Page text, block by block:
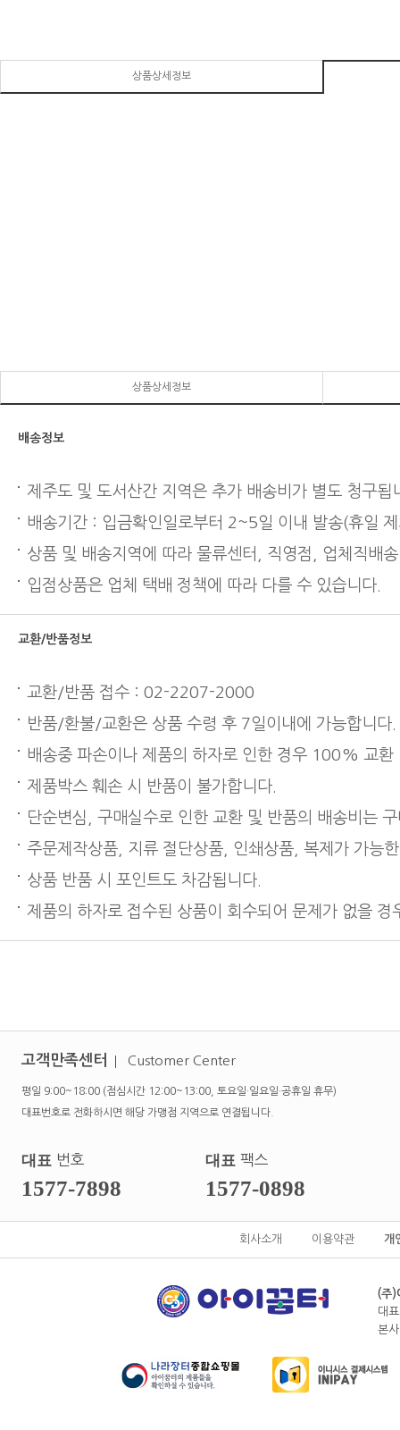
상품상세정보
상품상세정보
배송정보
제주도 및 도서산간 지역은 추가 배송비가 별도 청구됩
배송기간 : 입금확인일로부터 2~5일 이내 발송(휴일
상품 및 배송지역에 따라 물류센터, 직영점, 업체직배
입점상품은 업체 택배 정책에 따라 다를 수 있습니다.
교환/반품정보
교환/반품 접수 : 02-2207-2000
반품/환불/교환은 상품 수령 후 7일이내에 가능합니다.
배송중 파손이나 제품의 하자로 인한 경우 100% 교환
제품박스 훼손 시 반품이 불가합니다.
단순변심, 구매실수로 인한 교환 및 반품의 배송비는
주문제작상품, 지류 절단상품, 인쇄상품, 복제가 가능
상품 반품 시 포인트도 차감됩니다.
제품의 하자로 접수된 상품이 회수되어 문제가 없을
고객만족센터 Customer Center
평일 9:00~18:00 (점심시간 12:00~13:00, 토요일·일요일·공휴일 휴무)
대표번호로 전화하시면 해당 가맹점 지역으로 연결됩니다.
대표 번호
1577-7898
대표 팩스
1577-0898
회사소개 이용약관 개
(주)
대
본